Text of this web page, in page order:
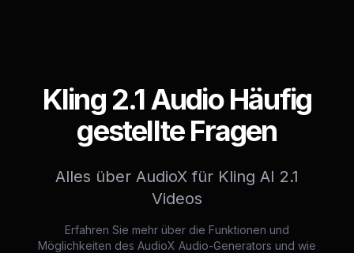
Kling 2.1 Audio Häufig
gestellte Fragen
Alles über AudioX für Kling AI 2.1
Videos
Erfahren Sie mehr über die Funktionen und
Möglichkeiten des AudioX Audio-Generators und wie